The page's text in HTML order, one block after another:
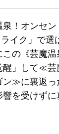
泉！オンセ
イク」で選
この《芸魔
醒」して≪芸
ン≫に裏返っ
響を受けず